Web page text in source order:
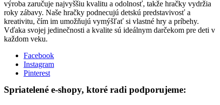
výroba zaručuje najvyššiu kvalitu a odolnosť, takže hračky vydržia
roky zábavy. Naše hračky podnecujú detskú predstavivosť a
kreativitu, čím im umožňujú vymýšľať si vlastné hry a príbehy.
Vďaka svojej jedinečnosti a kvalite sú ideálnym darčekom pre deti v
každom veku.
Facebook
Instagram
Pinterest
Spriatelené e-shopy, ktoré radi podporujeme: